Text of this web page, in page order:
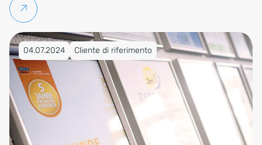
Per saperne di più
Pubblicato su 04.07.2024
04.07.2024 Cliente di riferimento